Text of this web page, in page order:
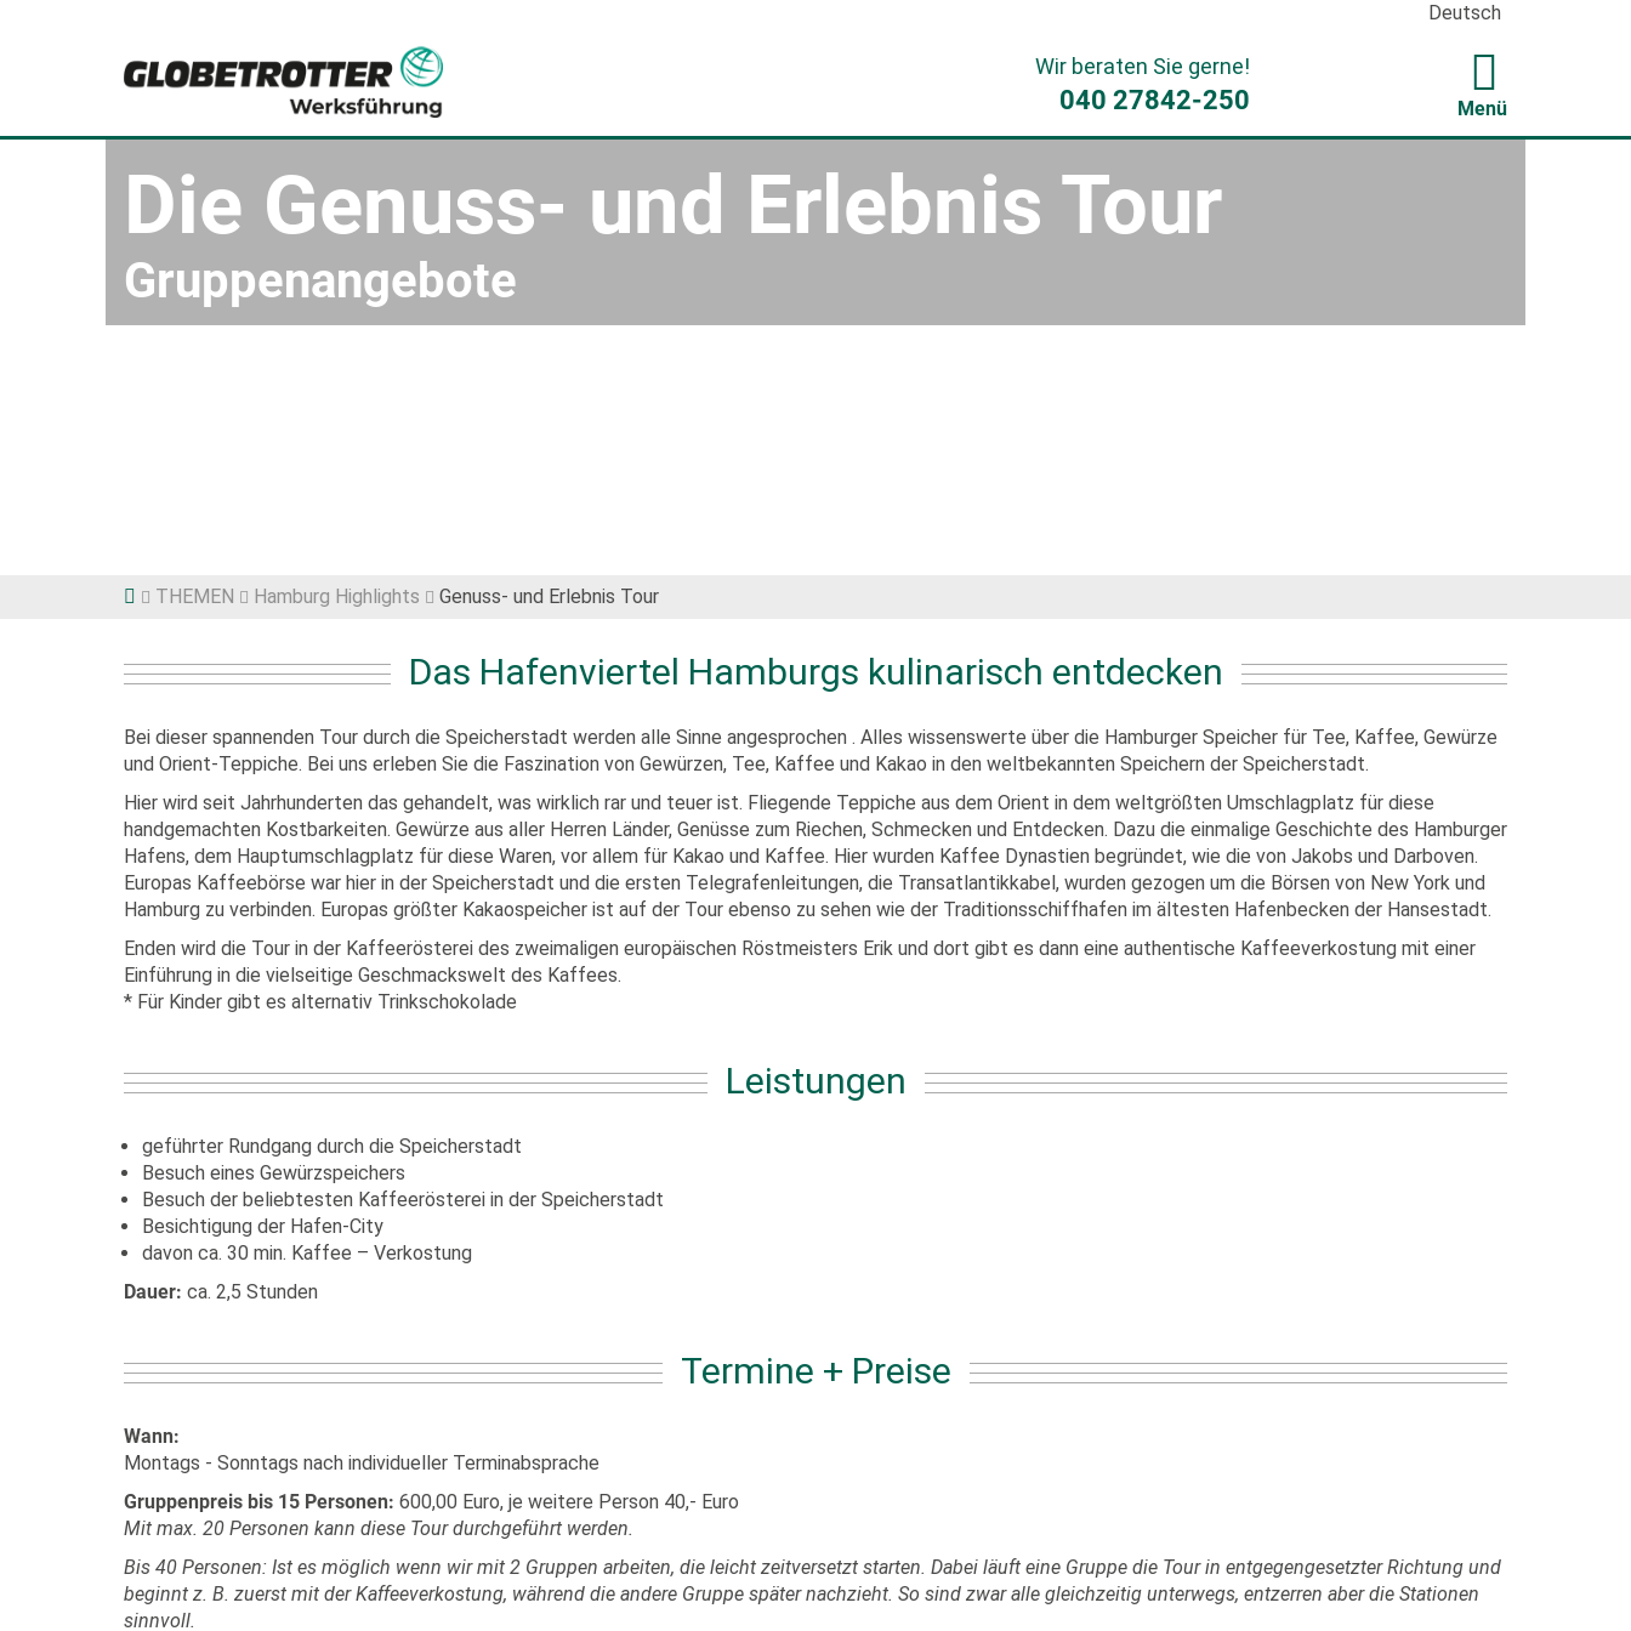
Deutsch
Wir beraten Sie gerne!
040 27842-250 Menü
Die Genuss- und Erlebnis Tour
Gruppenangebote
THEMEN Hamburg Highlights Genuss- und Erlebnis Tour
Das Hafenviertel Hamburgs kulinarisch entdecken
Bei dieser spannenden Tour durch die Speicherstadt werden alle Sinne angesprochen . Alles wissenswerte über die Hamburger Speicher für Tee, Kaffee, Gewürze
und Orient-Teppiche. Bei uns erleben Sie die Faszination von Gewürzen, Tee, Kaffee und Kakao in den weltbekannten Speichern der Speicherstadt.
Hier wird seit Jahrhunderten das gehandelt, was wirklich rar und teuer ist. Fliegende Teppiche aus dem Orient in dem weltgrößten Umschlagplatz für diese
handgemachten Kostbarkeiten. Gewürze aus aller Herren Länder, Genüsse zum Riechen, Schmecken und Entdecken. Dazu die einmalige Geschichte des Hamburger
Hafens, dem Hauptumschlagplatz für diese Waren, vor allem für Kakao und Kaffee. Hier wurden Kaffee Dynastien begründet, wie die von Jakobs und Darboven.
Europas Kaffeebörse war hier in der Speicherstadt und die ersten Telegrafenleitungen, die Transatlantikkabel, wurden gezogen um die Börsen von New York und
Hamburg zu verbinden. Europas größter Kakaospeicher ist auf der Tour ebenso zu sehen wie der Traditionsschiffhafen im ältesten Hafenbecken der Hansestadt.
Enden wird die Tour in der Kaffeerösterei des zweimaligen europäischen Röstmeisters Erik und dort gibt es dann eine authentische Kaffeeverkostung mit einer
Einführung in die vielseitige Geschmackswelt des Kaffees.
* Für Kinder gibt es alternativ Trinkschokolade
Leistungen
geführter Rundgang durch die Speicherstadt
Besuch eines Gewürzspeichers
Besuch der beliebtesten Kaffeerösterei in der Speicherstadt
Besichtigung der Hafen-City
davon ca. 30 min. Kaffee – Verkostung
Dauer: ca. 2,5 Stunden
Termine + Preise
Wann:
Montags - Sonntags nach individueller Terminabsprache
Gruppenpreis bis 15 Personen: 600,00 Euro, je weitere Person 40,- Euro
Mit max. 20 Personen kann diese Tour durchgeführt werden.
Bis 40 Personen: Ist es möglich wenn wir mit 2 Gruppen arbeiten, die leicht zeitversetzt starten. Dabei läuft eine Gruppe die Tour in entgegengesetzter Richtung und
beginnt z. B. zuerst mit der Kaffeeverkostung, während die andere Gruppe später nachzieht. So sind zwar alle gleichzeitig unterwegs, entzerren aber die Stationen
sinnvoll.